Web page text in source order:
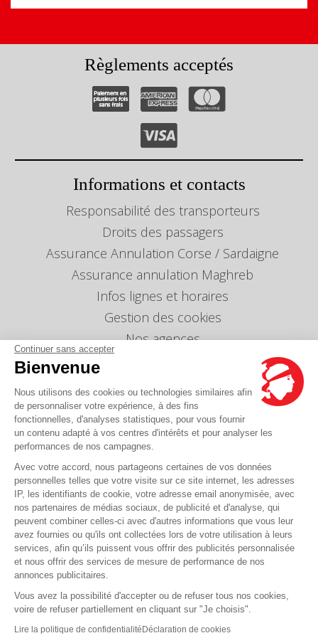
Continuer sans accepter
Bienvenue
Nous utilisons des cookies ou technologies similaires afin
de personnaliser votre expérience, à des fins
fonctionnelles, d'analyses statistiques, pour vous fournir
un contenu adapté à vos centres d'intérêts et pour analyser les
performances de nos campagnes.
Avec votre accord, nous partageons certaines de vos données
personnelles telles que votre visite sur ce site internet, les adresses
IP, les identifiants de cookie, votre adresse email anonymisée, avec
nos partenaires de médias sociaux, de publicité et d'analyse, qui
peuvent combiner celles-ci avec d'autres informations que vous leur
avez fournies ou qu'ils ont collectées lors de votre utilisation à leurs
services, afin qu’ils puissent vous offrir des publicités personnalisée
et nous offrir des services de mesure de performance de nos
annonces publicitaires.
Vous avez la possibilité d'accepter ou de refuser tous nos cookies,
voire de refuser partiellement en cliquant sur "Je choisis".
Lire la politique de confidentialité Déclaration de cookies
Règlements acceptés
Informations et contacts
Responsabilité des transporteurs
Droits des passagers
Assurance Annulation Corse / Sardaigne
Assurance annulation Maghreb
Infos lignes et horaires
Gestion des cookies
Nos agences
Nous envoyer un message
Info Ventes et Modifications
Politique de protection des données
personnelles
Index égalité professionnelle Femmes-Hommes
Écarts de représentation femmes-hommes dans
les postes de direction
Vous avez une question ?
La FAQ c'est ici
© Corsica Linea - Siège social - 4 Bd Roi Jérôme, 20000 Ajaccio -